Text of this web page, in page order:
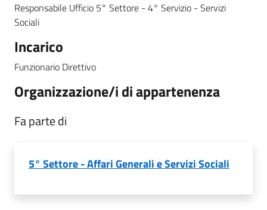
Responsabile Ufficio 5° Settore - 4° Servizio - Servizi
Sociali
Incarico
Funzionario Direttivo
Organizzazione/i di appartenenza
Fa parte di
5° Settore - Affari Generali e Servizi Sociali